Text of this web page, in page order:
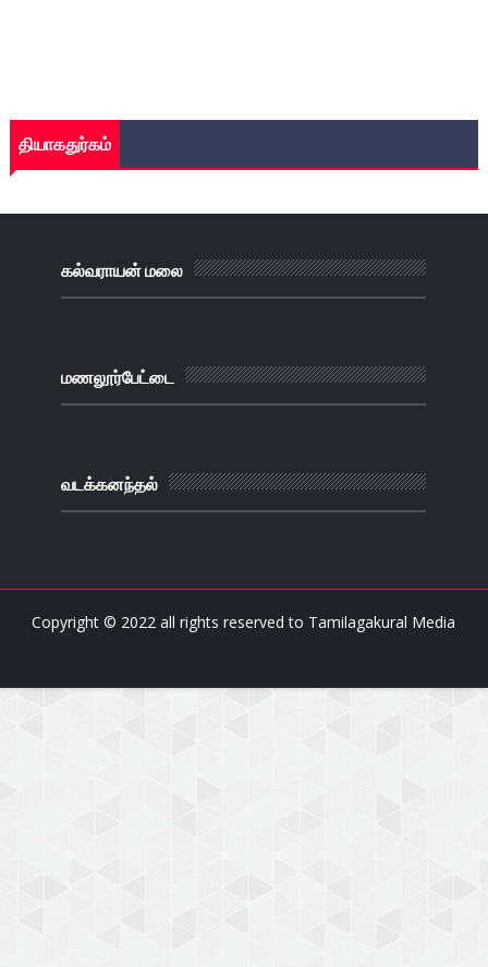
தியாகதுர்கம்
கல்வராயன் மலை
மணலூர்பேட்டை
வடக்கனந்தல்
Copyright © 2022 all rights reserved to Tamilagakural Media